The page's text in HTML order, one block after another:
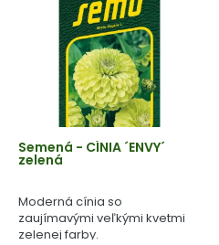
Semená - CÍNIA ´ENVY´
zelená
Moderná cínia so
zaujímavými veľkými kvetmi
zelenej farby.